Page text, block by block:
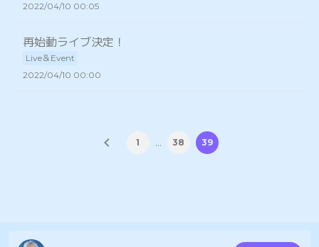
2022/04/10 00:05
再始動ライブ決定！
Live＆Event
2022/04/10 00:00
1 … 38 39